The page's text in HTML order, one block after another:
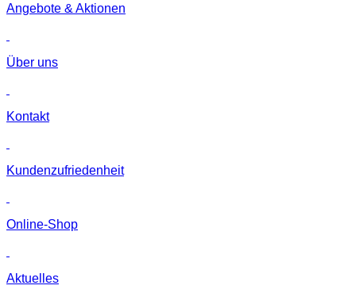
Angebote & Aktionen
Über uns
Kontakt
Kunden­zufriedenheit
Online-Shop
Aktuelles